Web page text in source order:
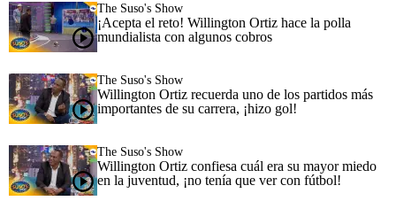
The Suso's Show
¡Acepta el reto! Willington Ortiz hace la polla
mundialista con algunos cobros
The Suso's Show
Willington Ortiz recuerda uno de los partidos más
importantes de su carrera, ¡hizo gol!
The Suso's Show
Willington Ortiz confiesa cuál era su mayor miedo
en la juventud, ¡no tenía que ver con fútbol!